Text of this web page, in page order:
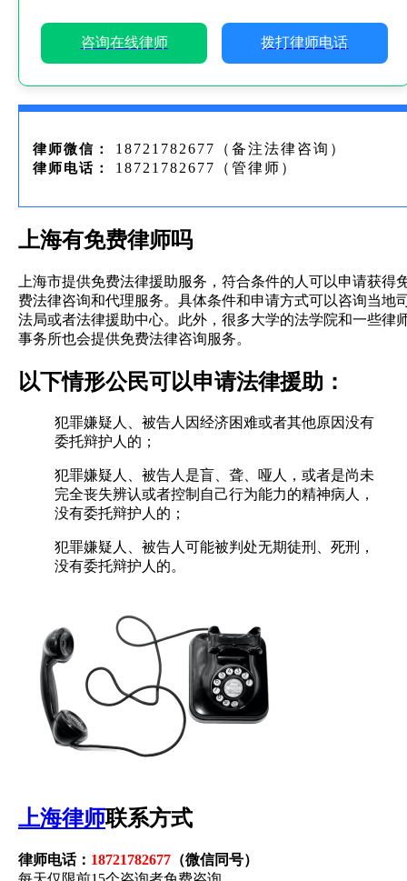
咨询在线律师 拨打律师电话
律师微信： 18721782677（备注法律咨询）
律师电话： 18721782677（管律师）
上海有免费律师吗
上海市提供免费法律援助服务，符合条件的人可以申请获得
费法律咨询和代理服务。具体条件和申请方式可以咨询当地
法局或者法律援助中心。此外，很多大学的法学院和一些律
事务所也会提供免费法律咨询服务。
以下情形公民可以申请法律援助：
犯罪嫌疑人、被告人因经济困难或者其他原因没有
委托辩护人的；
犯罪嫌疑人、被告人是盲、聋、哑人，或者是尚未
完全丧失辨认或者控制自己行为能力的精神病人，
没有委托辩护人的；
犯罪嫌疑人、被告人可能被判处无期徒刑、死刑，
没有委托辩护人的。
上海律师联系方式
律师电话： 18721782677 （微信同号）